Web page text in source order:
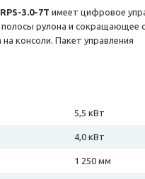
3.0-7T имеет цифровое
рулона и сокращающее
консоли. Пакет управления
5,5 кВт
4,0 кВт
1 250 мм